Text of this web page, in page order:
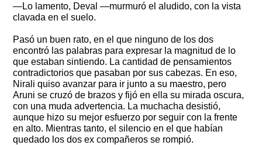
—Lo lamento, Deval —murmuró el aludido, con la vista
clavada en el suelo.
Pasó un buen rato, en el que ninguno de los dos
encontró las palabras para expresar la magnitud de lo
que estaban sintiendo. La cantidad de pensamientos
contradictorios que pasaban por sus cabezas. En eso,
Nirali quiso avanzar para ir junto a su maestro, pero
Aruni se cruzó de brazos y fijó en ella su mirada oscura,
con una muda advertencia. La muchacha desistió,
aunque hizo su mejor esfuerzo por seguir con la frente
en alto. Mientras tanto, el silencio en el que habían
quedado los dos ex compañeros se rompió.